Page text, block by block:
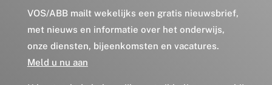
VOS/ABB mailt wekelijks een gratis nieuwsbrief,
met nieuws en informatie over het onderwijs,
onze diensten, bijeenkomsten en vacatures.
Meld u nu aan